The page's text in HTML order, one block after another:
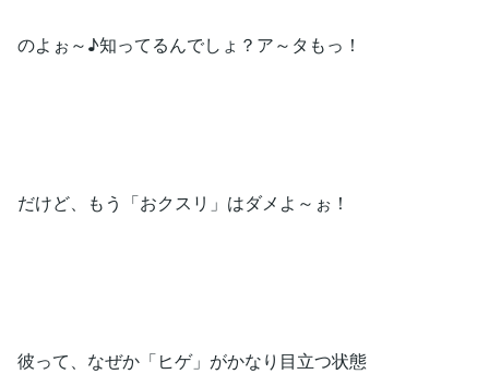
のよぉ～♪知ってるんでしょ？ア～タもっ！
だけど、もう「おクスリ」はダメよ～ぉ！
彼って、なぜか「ヒゲ」がかなり目立つ状態